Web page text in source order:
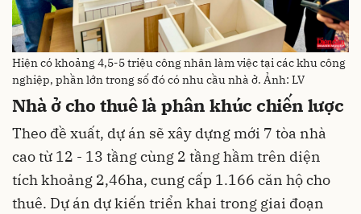
Hiện có khoảng 4,5-5 triệu công nhân làm việc tại các khu công
nghiệp, phần lớn trong số đó có nhu cầu nhà ở. Ảnh: LV
Nhà ở cho thuê là phân khúc chiến lược
Theo đề xuất, dự án sẽ xây dựng mới 7 tòa nhà
cao từ 12 - 13 tầng cùng 2 tầng hầm trên diện
tích khoảng 2,46ha, cung cấp 1.166 căn hộ cho
thuê. Dự án dự kiến triển khai trong giai đoạn